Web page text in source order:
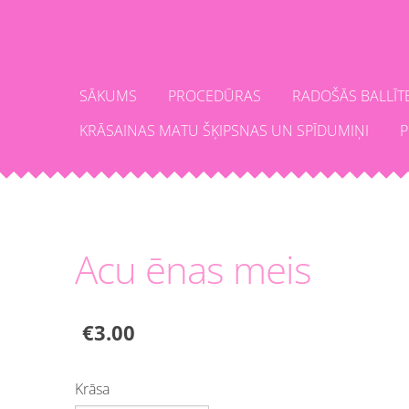
SĀKUMS PROCEDŪRAS RADOŠĀS
KRĀSAINAS MATU ŠĶIPSNAS UN SPĪDUMIŅI
Acu ēnas meis
€3.00
Krāsa